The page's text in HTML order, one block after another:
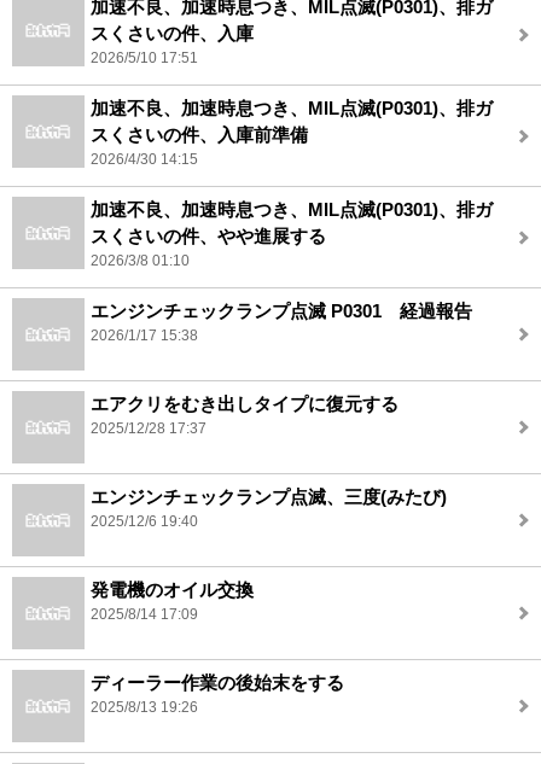
加速不良、加速時息つき、MIL点滅(P0301)、排ガ
スくさいの件、入庫
2026/5/10 17:51
加速不良、加速時息つき、MIL点滅(P0301)、排ガ
スくさいの件、入庫前準備
2026/4/30 14:15
加速不良、加速時息つき、MIL点滅(P0301)、排ガ
スくさいの件、やや進展する
2026/3/8 01:10
エンジンチェックランプ点滅 P0301 経過報告
2026/1/17 15:38
エアクリをむき出しタイプに復元する
2025/12/28 17:37
エンジンチェックランプ点滅、三度(みたび)
2025/12/6 19:40
発電機のオイル交換
2025/8/14 17:09
ディーラー作業の後始末をする
2025/8/13 19:26